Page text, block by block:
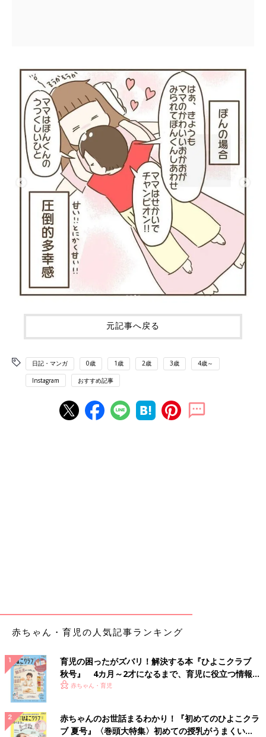
元記事へ戻る
日記・マンガ 0歳 1歳 2歳 3歳 4歳～
Instagram おすすめ記事
赤ちゃん・育児の人気記事ランキング
育児の困ったがズバリ！解決する本『ひよこクラブ
秋号』 4カ月～2才になるまで、育児に役立つ情報が
いっぱい！
赤ちゃん・育児
赤ちゃんのお世話まるわかり！『初めてのひよこクラ
ブ 夏号』〈巻頭大特集〉初めての授乳がうまくい